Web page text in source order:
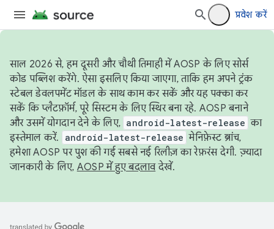
प्रवेश करें
साल 2026 से, हम दूसरी और चौथी तिमाही में AOSP के लिए सोर्स
कोड पब्लिश करेंगे. ऐसा इसलिए किया जाएगा, ताकि हम अपने ट्रंक
स्टेबल डेवलपमेंट मॉडल के साथ काम कर सकें और यह पक्का कर
सकें कि प्लैटफ़ॉर्म, पूरे सिस्टम के लिए स्थिर बना रहे. AOSP बनाने
और उसमें योगदान देने के लिए, android-latest-release का
इस्तेमाल करें.
android-latest-release मेनिफ़ेस्ट ब्रांच,
हमेशा AOSP पर पुश की गई सबसे नई रिलीज़ का रेफ़रंस देगी. ज़्यादा
जानकारी के लिए, AOSP में हुए बदलावदेखें.